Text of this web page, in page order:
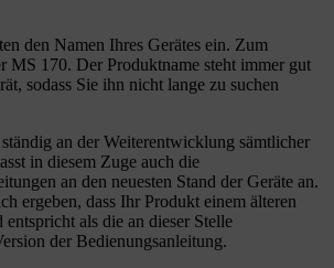
den Namen Ihres Gerätes ein. Zum
MS 170. Der Produktname steht immer gut
sodass Sie ihn nicht lange zu suchen
an der Weiterentwicklung sämtlicher
in diesem Zuge auch die
an den neuesten Stand der Geräte an.
ergeben, dass Ihr Produkt einem älteren
entspricht als die an dieser Stelle
der Bedienungsanleitung.